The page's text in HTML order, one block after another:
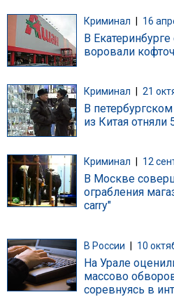
Криминал 16
В
воровали
Криминал 21
В
из Китая отняли
Криминал 12
В Москве
ограбления
carry"
В России | 10
На Урале
массово
соревнуясь в